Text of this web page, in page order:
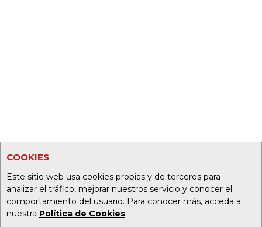
COOKIES
Este sitio web usa cookies propias y de terceros para
analizar el tráfico, mejorar nuestros servicio y conocer el
comportamiento del usuario. Para conocer más, acceda a
nuestra Política de Cookies.